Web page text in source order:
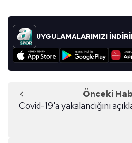
kullanılmaktadır. Bu çerezler
verileriniz işlenmekte olup gerekli
toplumu hizmetlerinin sunulması
kullanılmaktadır. Diğer çerezler,
kılınması ve kişiselleştirilmesi ve
sınırlı olarak açık rızanız dahilinde
Çerezlere ilişkin tercihlerinizi
vasıtasıyla belirleyebilirsiniz.
Galatasaray
UYGULAMALARIMIZI
Önceki
Covid-19'a yakalandığını